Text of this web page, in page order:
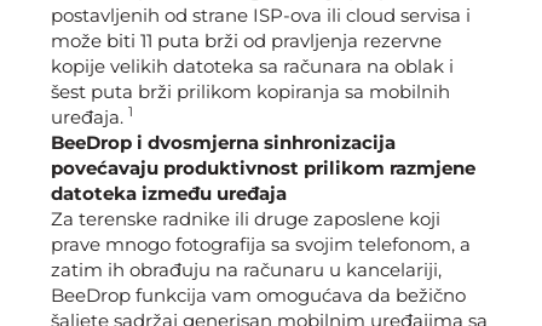
postavljenih od strane ISP-ova ili cloud servisa i
može biti 11 puta brži od pravljenja rezervne
kopije velikih datoteka sa računara na oblak i
šest puta brži prilikom kopiranja sa mobilnih
uređaja. 1
BeeDrop i dvosmjerna sinhronizacija
povećavaju produktivnost prilikom razmjene
datoteka između uređaja
Za terenske radnike ili druge zaposlene koji
prave mnogo fotografija sa svojim telefonom, a
zatim ih obrađuju na računaru u kancelariji,
BeeDrop funkcija vam omogućava da bežično
šaljete sadržaj generisan mobilnim uređajima sa